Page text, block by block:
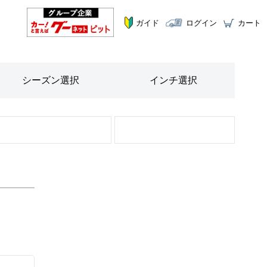
ガイド ログイン カート
シーズン選択 インチ選択